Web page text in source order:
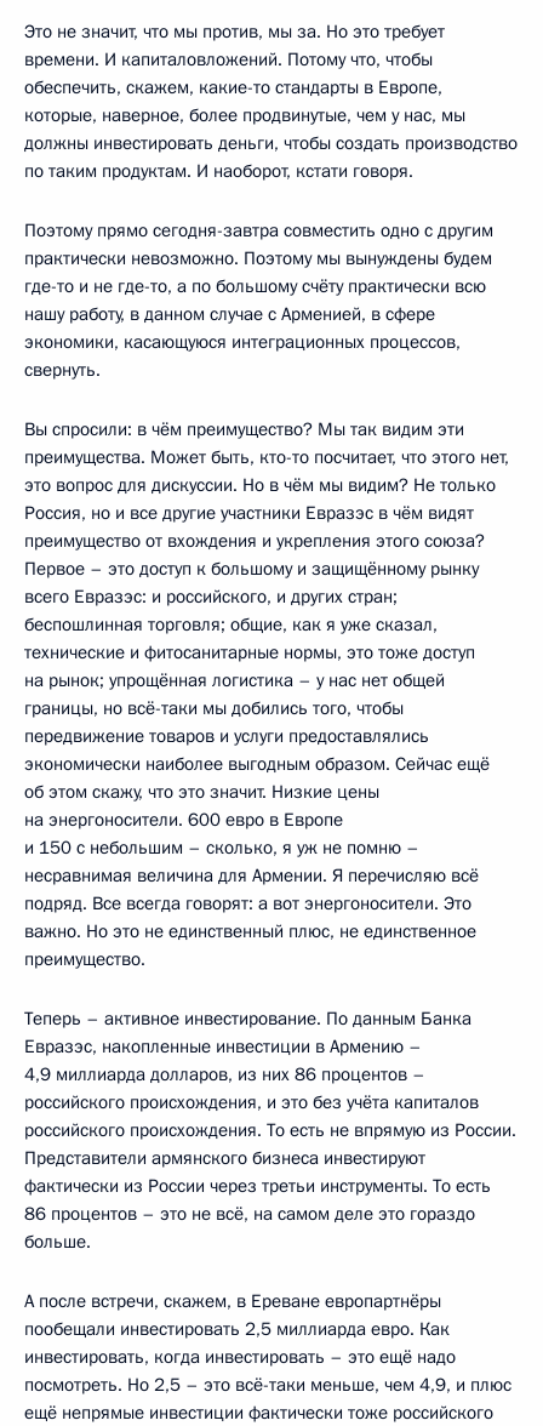
Это не значит, что мы против, мы за. Но это требует
времени. И капиталовложений. Потому что, чтобы
обеспечить, скажем, какие-то стандарты в Европе,
которые, наверное, более продвинутые, чем у нас, мы
должны инвестировать деньги, чтобы создать производство
по таким продуктам. И наоборот, кстати говоря.
Поэтому прямо сегодня-завтра совместить одно с другим
практически невозможно. Поэтому мы вынуждены будем
где-то и не где-то, а по большому счёту практически всю
нашу работу, в данном случае с Арменией, в сфере
экономики, касающуюся интеграционных процессов,
свернуть.
Вы спросили: в чём преимущество? Мы так видим эти
преимущества. Может быть, кто-то посчитает, что этого нет,
это вопрос для дискуссии. Но в чём мы видим? Не только
Россия, но и все другие участники Евразэс в чём видят
преимущество от вхождения и укрепления этого союза?
Первое – это доступ к большому и защищённому рынку
всего Евразэс: и российского, и других стран;
беспошлинная торговля; общие, как я уже сказал,
технические и фитосанитарные нормы, это тоже доступ
на рынок; упрощённая логистика – у нас нет общей
границы, но всё-таки мы добились того, чтобы
передвижение товаров и услуги предоставлялись
экономически наиболее выгодным образом. Сейчас ещё
об этом скажу, что это значит. Низкие цены
на энергоносители. 600 евро в Европе
и 150 с небольшим – сколько, я уж не помню –
несравнимая величина для Армении. Я перечисляю всё
подряд. Все всегда говорят: а вот энергоносители. Это
важно. Но это не единственный плюс, не единственное
преимущество.
Теперь – активное инвестирование. По данным Банка
Евразэс, накопленные инвестиции в Армению –
4,9 миллиарда долларов, из них 86 процентов –
российского происхождения, и это без учёта капиталов
российского происхождения. То есть не впрямую из России.
Представители армянского бизнеса инвестируют
фактически из России через третьи инструменты. То есть
86 процентов – это не всё, на самом деле это гораздо
больше.
А после встречи, скажем, в Ереване европартнёры
пообещали инвестировать 2,5 миллиарда евро. Как
инвестировать, когда инвестировать – это ещё надо
посмотреть. Но 2,5 – это всё-таки меньше, чем 4,9, и плюс
ещё непрямые инвестиции фактически тоже российского